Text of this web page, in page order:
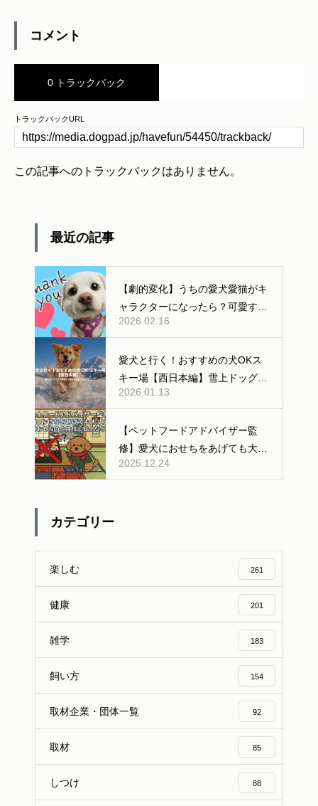
コメント
0 トラックバック
トラックバックURL
この記事へのトラックバックはありません。
最近の記事
【劇的変化】うちの愛犬愛猫がキ
ャラクターになったら？可愛すぎ
る「AI変身」ギャラリー公開！
2026.02.16
愛犬と行く！おすすめの犬OKス
キー場【西日本編】雪上ドッグラ
ンあり
2026.01.13
【ペットフードアドバイザー監
修】愛犬におせちをあげても大丈
夫？人間用おせちの危険性と安全
2025.12.24
カテゴリー
楽しむ 261
健康 201
雑学 183
飼い方 154
取材企業・団体一覧 92
取材 85
しつけ 88